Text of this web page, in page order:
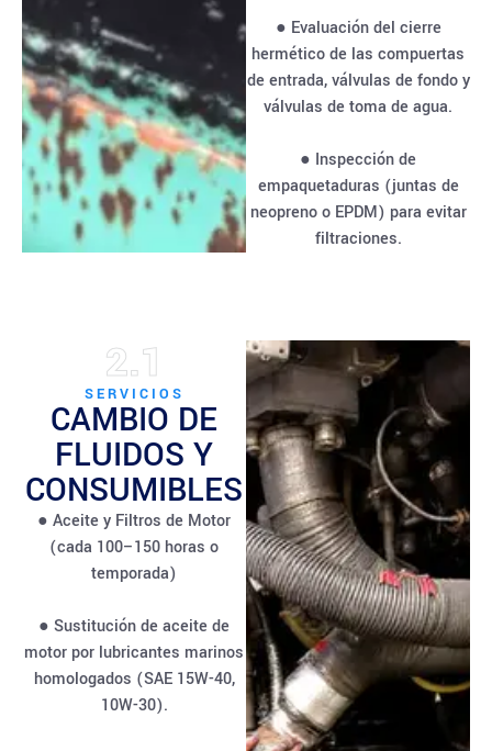
● Evaluación del cierre
hermético de las compuertas
de entrada, válvulas de fondo y
válvulas de toma de agua.
● Inspección de
empaquetaduras (juntas de
neopreno o EPDM) para evitar
filtraciones.
2.1
SERVICIOS
CAMBIO DE
FLUIDOS Y
CONSUMIBLES
● Aceite y Filtros de Motor
(cada 100–150 horas o
temporada)
● Sustitución de aceite de
motor por lubricantes marinos
homologados (SAE 15W-40,
10W-30).